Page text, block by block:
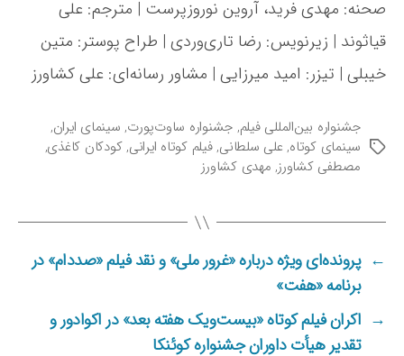
صحنه: مهدی فرید، آروین نوروزپرست | مترجم: علی
قیاثوند | زیرنویس: رضا تاری‌وردی | طراح پوستر: متین
خیبلی | تیزر: امید میرزایی | مشاور رسانه‌ای: علی کشاورز
ب
ب‌
جشنواره بین‌المللی فیلم, جشنواره ساوت‌پورت, سینمای ایران,
سینمای کوتاه, علی سلطانی,فیلم کوتاه ایرانی,کودکان کاغذی,
مصطفی کشاورز, مهدی کشاورز
← پرونده‌ای ویژه درباره «غرور ملی» و نقد فیلم «صددام» در
برنامه «هفت»
→ اکران فیلم کوتاه «بیست‌ویک هفته بعد» در اکوادور و
تقدیر هیأت داوران جشنواره کوئنکا